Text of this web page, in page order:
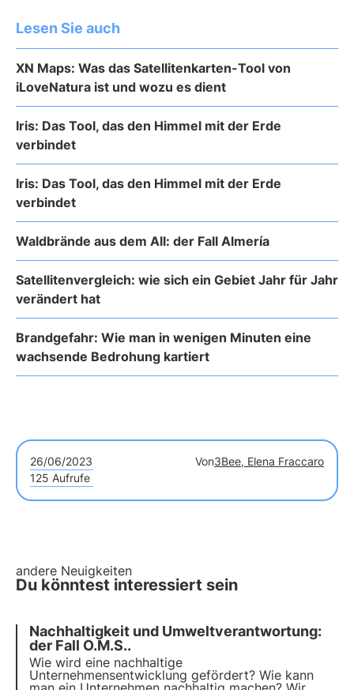
Lesen Sie auch
XN Maps: Was das Satellitenkarten-Tool von
iLoveNatura ist und wozu es dient
Iris: Das Tool, das den Himmel mit der Erde
verbindet
Iris: Das Tool, das den Himmel mit der Erde
verbindet
Waldbrände aus dem All: der Fall Almería
Satellitenvergleich: wie sich ein Gebiet Jahr für Jahr
verändert hat
Brandgefahr: Wie man in wenigen Minuten eine
wachsende Bedrohung kartiert
26/06/2023 Von3Bee, Elena Fraccaro
125 Aufrufe
andere Neuigkeiten
Du könntest interessiert sein
Nachhaltigkeit und Umweltverantwortung:
der Fall O.M.S..
Wie wird eine nachhaltige
Unternehmensentwicklung gefördert? Wie kann